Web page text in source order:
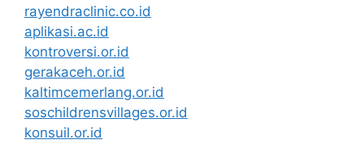
rayendraclinic.co.id
aplikasi.ac.id
kontroversi.or.id
gerakaceh.or.id
kaltimcemerlang.or.id
soschildrensvillages.or.id
konsuil.or.id